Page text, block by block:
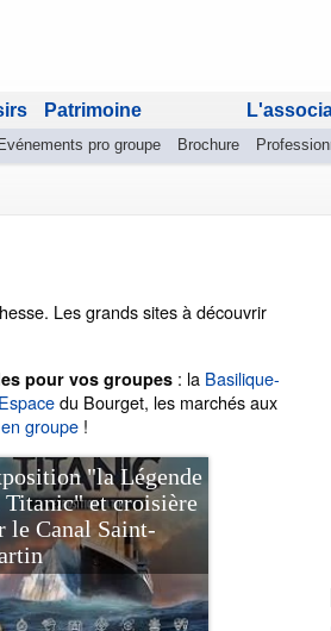
Patrimoine
Evénements pro groupe Brochure
Les grands sites à découvrir
pour vos groupes : la Basilique-
du Bourget, les marchés aux
groupe !
"la Légende
Titanic" et croisière
le Canal Saint-